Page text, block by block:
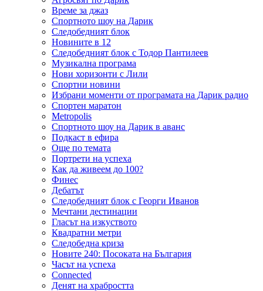
Време за джаз
Спортното шоу на Дарик
Следобедният блок
Новините в 12
Следобедният блок с Тодор Пантилеев
Музикална програма
Нови хоризонти с Лили
Спортни новини
Избрани моменти от програмата на Дарик радио
Спортен маратон
Metropolis
Спортното шоу на Дарик в аванс
Подкаст в ефира
Още по темата
Портрети на успеха
Как да живеем до 100?
Финес
Дебатът
Следобедният блок с Георги Иванов
Мечтани дестинации
Гласът на изкуството
Квадратни метри
Следобедна криза
Новите 240: Посоката на България
Часът на успеха
Connected
Денят на храбростта